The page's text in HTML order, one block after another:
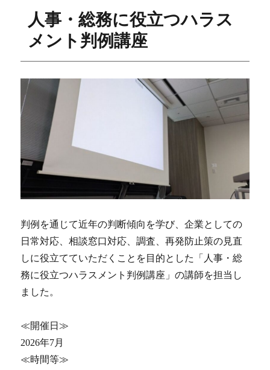
人事・総務に役立つハラス
メント判例講座
判例を通じて近年の判断傾向を学び、企業としての
日常対応、相談窓口対応、調査、再発防止策の見直
しに役立てていただくことを目的とした「人事・総
務に役立つハラスメント判例講座」の講師を担当し
ました。
≪開催日≫
2026年7月
≪時間等≫